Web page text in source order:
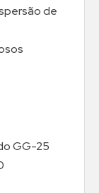
de
GG-25